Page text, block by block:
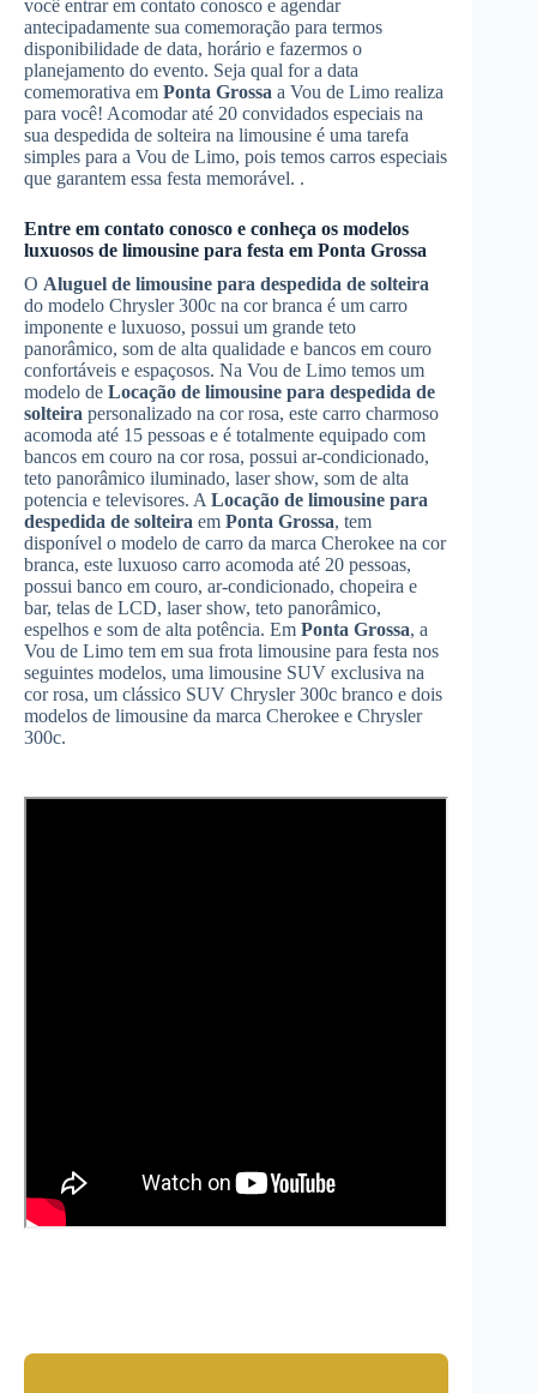
você entrar em contato conosco e agendar
antecipadamente sua comemoração para termos
disponibilidade de data, horário e fazermos o
planejamento do evento. Seja qual for a data
comemorativa em Ponta Grossa a Vou de Limo realiza
para você! Acomodar até 20 convidados especiais na
sua despedida de solteira na limousine é uma tarefa
simples para a Vou de Limo, pois temos carros especiais
que garantem essa festa memorável. .
Entre em contato conosco e conheça os modelos
luxuosos de limousine para festa em Ponta Grossa
O Aluguel de limousine para despedida de solteira
do modelo Chrysler 300c na cor branca é um carro
imponente e luxuoso, possui um grande teto
panorâmico, som de alta qualidade e bancos em couro
confortáveis e espaçosos. Na Vou de Limo temos um
modelo de Locação de limousine para despedida de
solteira personalizado na cor rosa, este carro charmoso
acomoda até 15 pessoas e é totalmente equipado com
bancos em couro na cor rosa, possui ar-condicionado,
teto panorâmico iluminado, laser show, som de alta
potencia e televisores. A Locação de limousine para
despedida de solteira em Ponta Grossa, tem
disponível o modelo de carro da marca Cherokee na cor
branca, este luxuoso carro acomoda até 20 pessoas,
possui banco em couro, ar-condicionado, chopeira e
bar, telas de LCD, laser show, teto panorâmico,
espelhos e som de alta potência. Em Ponta Grossa, a
Vou de Limo tem em sua frota limousine para festa nos
seguintes modelos, uma limousine SUV exclusiva na
cor rosa, um clássico SUV Chrysler 300c branco e dois
modelos de limousine da marca Cherokee e Chrysler
300c.